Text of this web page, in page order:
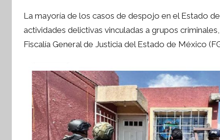
S
í
t
e
i
s
I
La mayoría de los casos de despojo en el Estado
actividades delictivas vinculadas a grupos
Fiscalía General de Justicia del Estado de México